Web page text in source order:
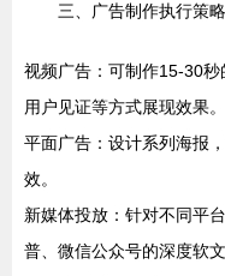
三、广告制作执行策略
视频广告：可制作15-30秒
用户见证等方式展现效果。
平面广告：设计系列海报
效。
新媒体投放：针对不同平
普、微信公众号的深度软文